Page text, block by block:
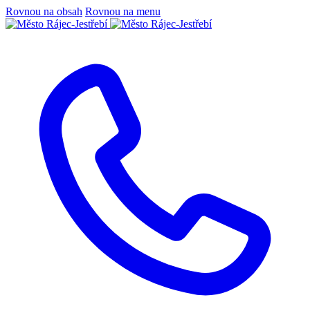
Rovnou na obsah Rovnou na menu